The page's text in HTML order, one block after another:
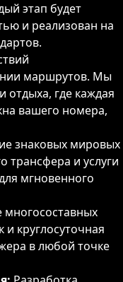
этап будет
и реализован на
маршрутов. Мы
отдыха, где каждая
вашего номера,
знаковых мировых
трансфера и услуги
мгновенного
многосоставных
круглосуточная
в любой точке